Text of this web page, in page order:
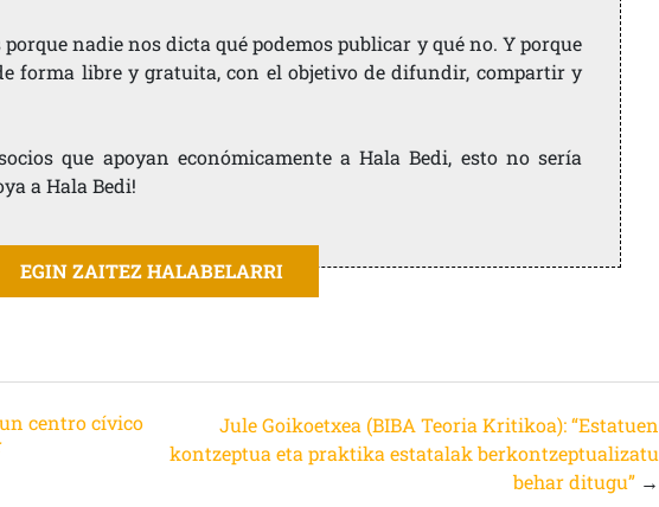
nadie nos dicta qué podemos publicar y qué no. Y porque
forma libre y gratuita, con el objetivo de difundir, compartir y
que apoyan económicamente a Hala Bedi, esto no sería
a Hala Bedi!
EGIN ZAITEZ HALABELARRI
centro cívico
Jule Goikoetxea (BIBA Teoria Kritikoa): “Estatuen
kontzeptua eta praktika estatalak berkontzeptualizatu
behar ditugu”→